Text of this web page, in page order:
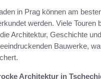
in Prag können am
werden. Viele Touren
Architektur, Geschichte
Bauwerke,
Architektur in